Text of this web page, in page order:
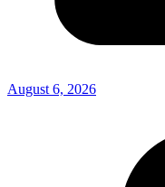
August 6, 2026